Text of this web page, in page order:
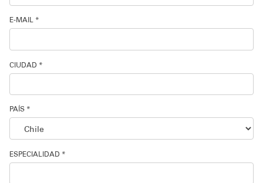
E-MAIL *
CIUDAD *
PAÍS *
ESPECIALIDAD *